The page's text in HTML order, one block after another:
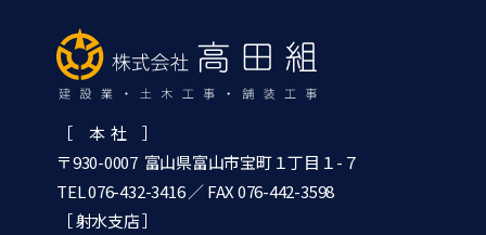
［ 本 社 ］
〒930-0007 富山県富山市宝町１丁目１-７
TEL 076-432-3416／ FAX 076-442-3598
［ 射水支店 ］